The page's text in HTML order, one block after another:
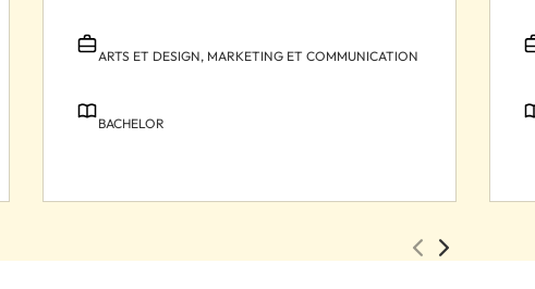
ARTS ET DESIGN, MARKETING ET COMMUNICATION
BACHELOR